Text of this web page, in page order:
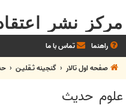
مرکز نشر
راهنما تماس با ما
صفحه اول تالار
گنجینه ثـقلیـن
علوم حدیث